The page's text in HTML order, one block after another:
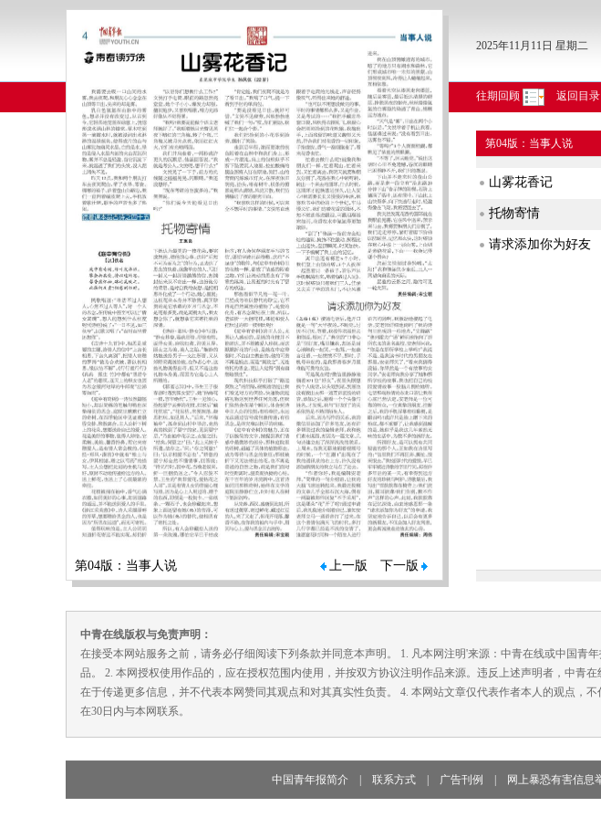
第04版：当事人说 上一版 下一版
2025年11月11日 星期二
往期回顾 返回目录
第04版：当事人说
山雾花香记
托物寄情
请求添加你为好友
中青在线版权与免责声明：
在接受本网站服务之前，请务必仔细阅读下列条款并同意本声明。 1. 凡本网注明'来源：中青在线或中国
品。 2. 本网授权使用作品的，应在授权范围内使用，并按双方协议注明作品来源。违反上述声明者，中青
在于传递更多信息，并不代表本网赞同其观点和对其真实性负责。 4. 本网站文章仅代表作者本人的观点，
在30日内与本网联系。
中国青年报简介 联系方式 广告刊例 网上暴恐有害信息